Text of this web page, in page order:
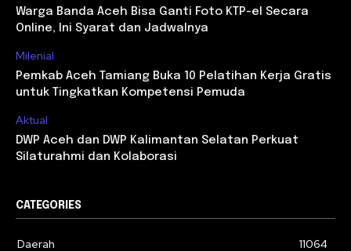
Warga Banda Aceh Bisa Ganti Foto KTP-el Secara
Online, Ini Syarat dan Jadwalnya
Milenial
Pemkab Aceh Tamiang Buka 10 Pelatihan Kerja Gratis
untuk Tingkatkan Kompetensi Pemuda
Aktual
DWP Aceh dan DWP Kalimantan Selatan Perkuat
Silaturahmi dan Kolaborasi
CATEGORIES
Daerah 11064